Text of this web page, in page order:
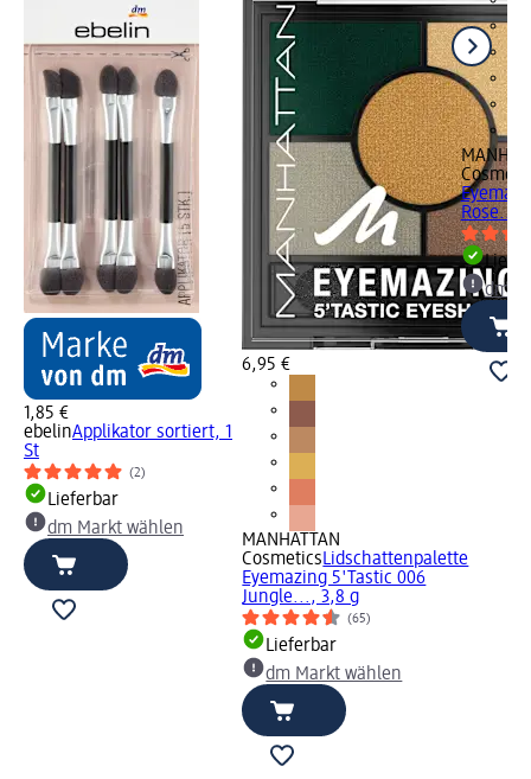
1,85 €
ebelinApplikator sortiert, 1
St
(2)
Lieferbar
dm Markt wählen
6,95 €
MANHATTAN
CosmeticsLidschattenpalette
Eyemazing 5'Tastic 006
Jungle..., 3,8 g
(65)
Lieferbar
dm Markt wählen
Rose...,
dm